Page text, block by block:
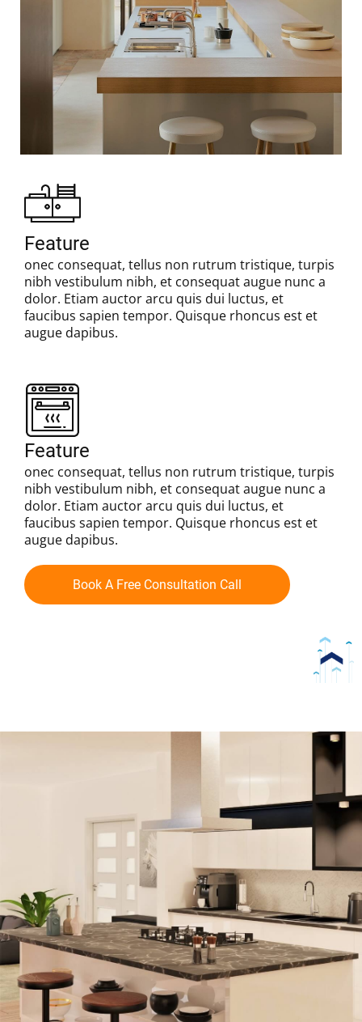
Feature
onec consequat, tellus non rutrum tristique, turpis
nibh vestibulum nibh, et consequat augue nunc a
dolor. Etiam auctor arcu quis dui luctus, et
faucibus sapien tempor. Quisque rhoncus est et
augue dapibus.
Feature
onec consequat, tellus non rutrum tristique, turpis
nibh vestibulum nibh, et consequat augue nunc a
dolor. Etiam auctor arcu quis dui luctus, et
faucibus sapien tempor. Quisque rhoncus est et
augue dapibus.
Book A Free Consultation Call